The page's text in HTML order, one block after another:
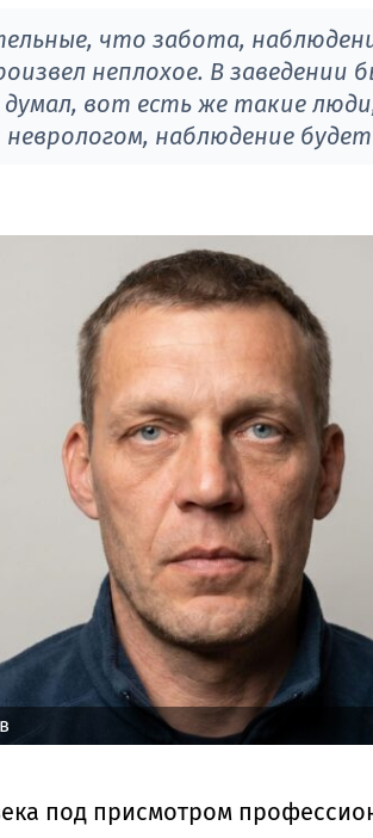
что забота,
неплохое. В
вот есть же такие
наблюдение
под присмотром